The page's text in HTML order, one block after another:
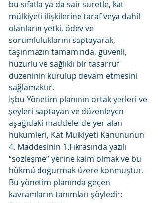
bu sıfatla ya da sair suretle, kat
mülkiyeti ilişkilerine taraf veya dahil
olanların yetki, ödev ve
sorumluluklarını saptayarak,
taşınmazın tamamında, güvenli,
huzurlu ve sağlıklı bir tasarruf
düzeninin kurulup devam etmesini
sağlamaktır.
İşbu Yönetim planının ortak yerleri ve
şeyleri saptayan ve düzenleyen
aşağıdaki maddelerde yer alan
hükümleri, Kat Mülkiyeti Kanununun
4. Maddesinin 1.Fıkrasında yazılı
“sözleşme” yerine kaim olmak ve bu
hükmü doğurmak üzere konmuştur.
Bu yönetim planında geçen
kavramların tanımları şöyledir: